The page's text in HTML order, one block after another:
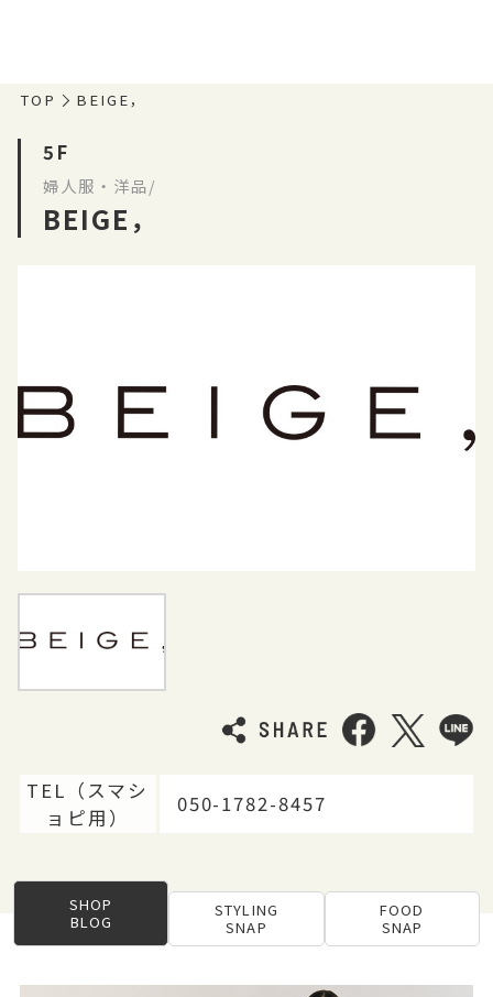
TOP BEIGE，
5F
婦人服・洋品/
BEIGE，
TEL（スマシ
ョピ用）
050-1782-8457
SHOP
BLOG
STYLING
SNAP
FOOD
SNAP